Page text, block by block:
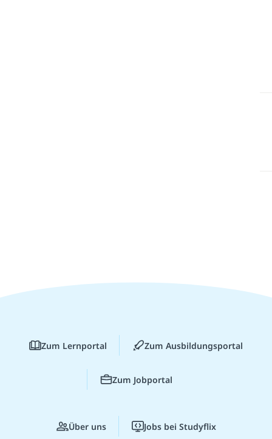
Zum Lernportal Zum Ausbildungsportal
Zum Jobportal
Über uns Jobs bei Studyflix